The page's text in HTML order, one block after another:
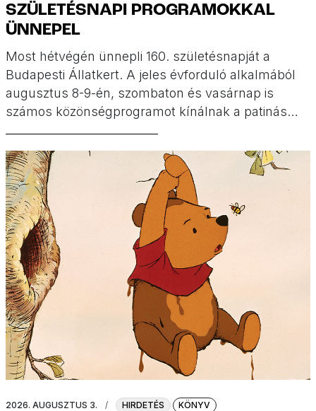
SZÜLETÉSNAPI PROGRAMOKKAL
ÜNNEPEL
Most hétvégén ünnepli 160. születésnapját a
Budapesti Állatkert. A jeles évforduló alkalmából
augusztus 8-9-én, szombaton és vasárnap is
számos közönségprogramot kínálnak a patinás
2026. AUGUSZTUS 3. / HIRDETÉS KÖNYV